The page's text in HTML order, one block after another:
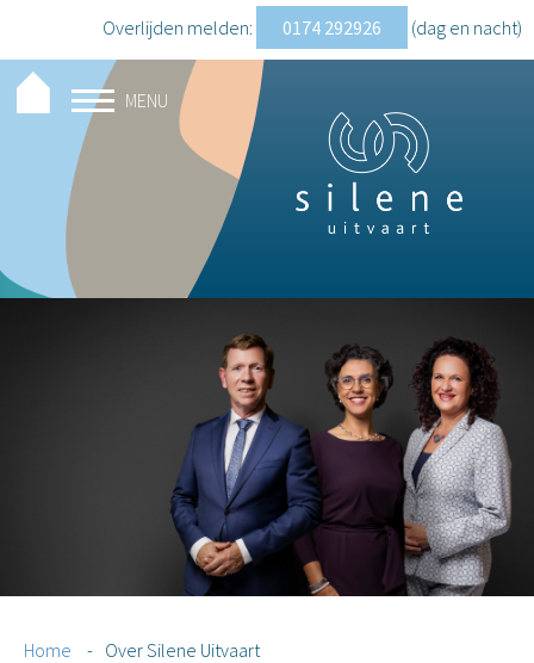
Overlijden melden: 0174 292926 (dag en nacht)
MENU
Home - Over Silene Uitvaart